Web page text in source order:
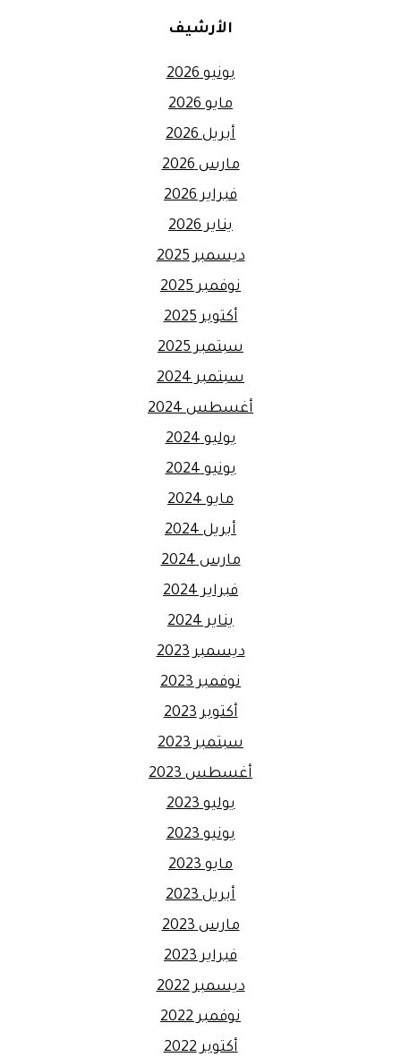
الأرشيف
يونيو 2026
مايو 2026
أبريل 2026
مارس 2026
فبراير 2026
يناير 2026
ديسمبر 2025
نوفمبر 2025
أكتوبر 2025
سبتمبر 2025
سبتمبر 2024
أغسطس 2024
يوليو 2024
يونيو 2024
مايو 2024
أبريل 2024
مارس 2024
فبراير 2024
يناير 2024
ديسمبر 2023
نوفمبر 2023
أكتوبر 2023
سبتمبر 2023
أغسطس 2023
يوليو 2023
يونيو 2023
مايو 2023
أبريل 2023
مارس 2023
فبراير 2023
ديسمبر 2022
نوفمبر 2022
أكتوبر 2022